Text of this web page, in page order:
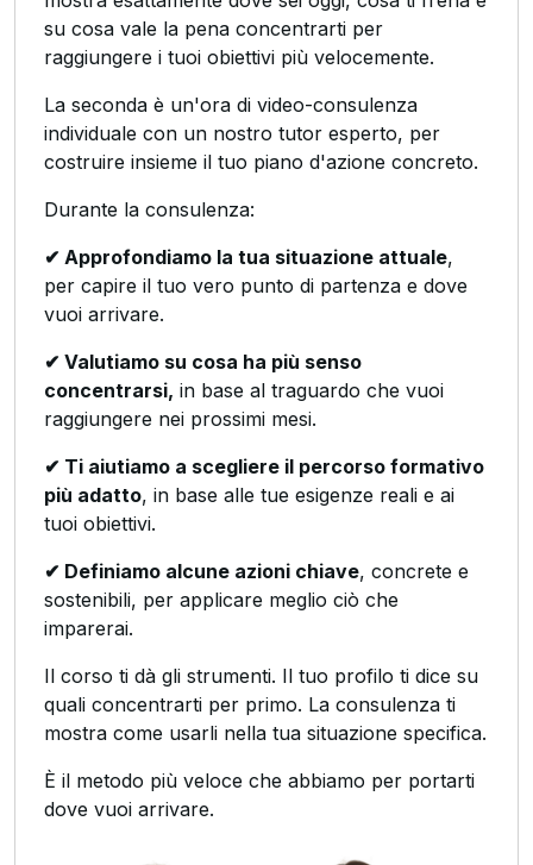
su cosa vale la pena concentrarti per
raggiungere i tuoi obiettivi più velocemente.
La seconda è un'ora di video-consulenza
individuale con un nostro tutor esperto, per
costruire insieme il tuo piano d'azione concreto.
Durante la consulenza:
✔ Approfondiamo la tua situazione attuale,
per capire il tuo vero punto di partenza e dove
vuoi arrivare.
✔ Valutiamo su cosa ha più senso
concentrarsi, in base al traguardo che vuoi
raggiungere nei prossimi mesi.
✔ Ti aiutiamo a scegliere il percorso formativo
più adatto, in base alle tue esigenze reali e ai
tuoi obiettivi.
✔ Definiamo alcune azioni chiave, concrete e
sostenibili, per applicare meglio ciò che
imparerai.
Il corso ti dà gli strumenti. Il tuo profilo ti dice su
quali concentrarti per primo. La consulenza ti
mostra come usarli nella tua situazione specifica.
È il metodo più veloce che abbiamo per portarti
dove vuoi arrivare.